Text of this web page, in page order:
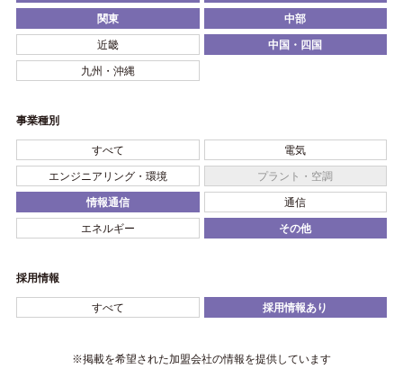
関東 中部
近畿 中国・四国
九州・沖縄
事業種別
すべて 電気
エンジニアリング・環境 プラント・空調
情報通信 通信
エネルギー その他
採用情報
すべて 採用情報あり
※掲載を希望された加盟会社の情報を提供しています